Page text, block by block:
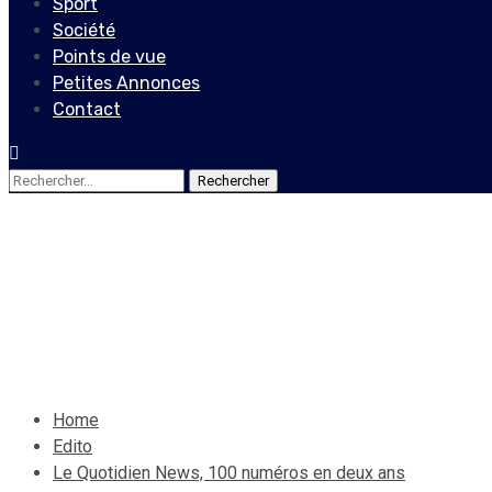
Société
Points de vue
Petites Annonces
Contact
Rechercher :
Home
Edito
Le Quotidien News, 100 numéros en deux ans